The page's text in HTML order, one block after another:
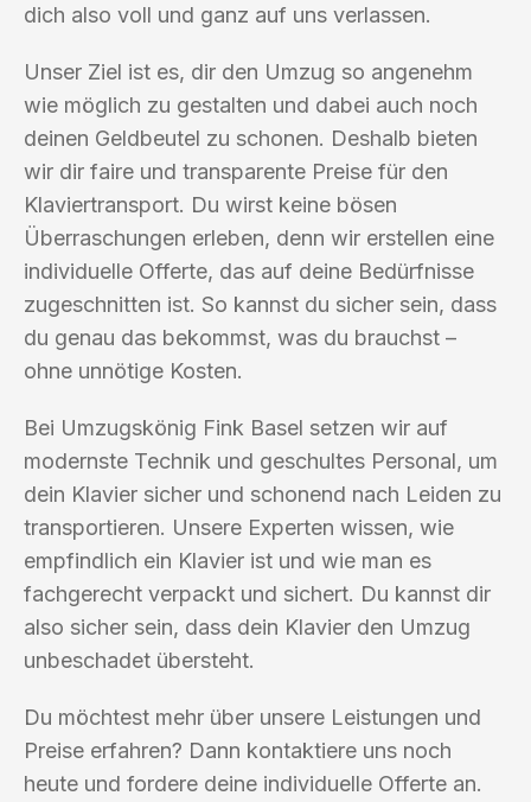
dich also voll und ganz auf uns verlassen.
Unser Ziel ist es, dir den Umzug so angenehm
wie möglich zu gestalten und dabei auch noch
deinen Geldbeutel zu schonen. Deshalb bieten
wir dir faire und transparente Preise für den
Klaviertransport. Du wirst keine bösen
Überraschungen erleben, denn wir erstellen eine
individuelle Offerte, das auf deine Bedürfnisse
zugeschnitten ist. So kannst du sicher sein, dass
du genau das bekommst, was du brauchst –
ohne unnötige Kosten.
Bei Umzugskönig Fink Basel setzen wir auf
modernste Technik und geschultes Personal, um
dein Klavier sicher und schonend nach Leiden zu
transportieren. Unsere Experten wissen, wie
empfindlich ein Klavier ist und wie man es
fachgerecht verpackt und sichert. Du kannst dir
also sicher sein, dass dein Klavier den Umzug
unbeschadet übersteht.
Du möchtest mehr über unsere Leistungen und
Preise erfahren? Dann kontaktiere uns noch
heute und fordere deine individuelle Offerte an.